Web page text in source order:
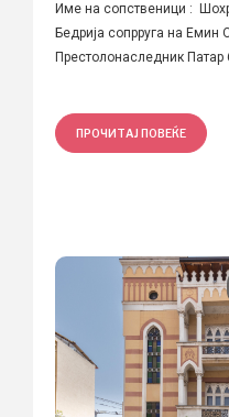
Име на сопственици :
Бедрија сопрруга на Емин
Престолонаследник
ПРОЧИТАЈ ПОВЕЌЕ